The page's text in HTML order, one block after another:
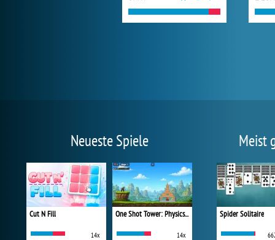
Neueste Spiele
Cut N Fill
14x
One Shot Tower: Physics Destroyer
14x
Meist
Spider Solitaire